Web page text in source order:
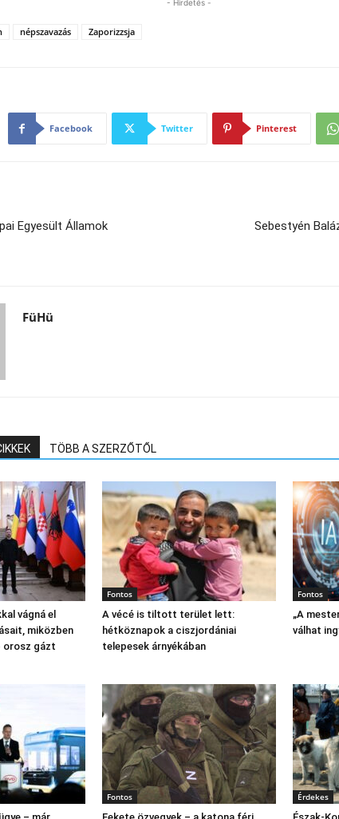
- Hirdetés -
népszavazás Zaporizzsja
Facebook Twitter Pinterest
Egyesült Államok
Sebestyén
FüHü
TÖBB A SZERZŐTŐL
vágná el
miközben
orosz gázt
Fontos
A vécé is tiltott terület lett:
hétköznapok a ciszjordániai
telepesek árnyékában
Fontos
„A
válhat
Fontos Érdekes